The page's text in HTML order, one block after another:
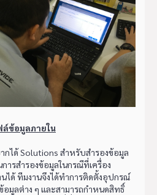
ล์ข้อมูลภายใน
ได้ Solutions สำหรับสำรองข้อมูล
รสำรองข้อมูลในกรณีที่เครื่อง
นได้ ทีมงานจึงได้ทำการติดตั้งอุปกรณ์
อมูลต่าง ๆ และสามารถกำหนดสิทธิ์